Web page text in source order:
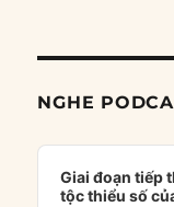
NGHE
Audio
Player
Giai đoạn tiếp
tộc thiểu số